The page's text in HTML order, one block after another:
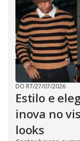
DO R7/27/07/2026
Estilo e
inova no
looks